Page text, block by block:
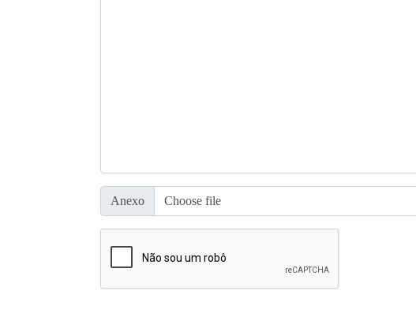
Anexo Choose file